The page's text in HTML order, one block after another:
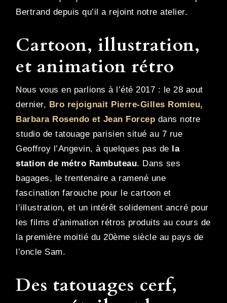
Bertrand depuis qu’il a rejoint notre atelier.
Cartoon, illustration,
et animation rétro
Nous vous en parlions à l’été 2017 : le 28 aout
dernier, Bro rejoignait Pierre-Gilles Romieu,
Barbara Rosendo et Jean Forcep dans notre
studio de tatouage parisien situé au 7 rue
Geoffroy l’Angevin, à quelques pas de
la
station de métro Rambuteau. Dans ses
bagages, le trentenaire a ramené une
fascination farouche pour le cartoon et
l’illustration, et un intérêt solidement ancré pour
les films d’animation rétros produits au cours de
la première moitié du 20ème siècle au pays de
l’oncle Sam.
Des tatouages cerf,